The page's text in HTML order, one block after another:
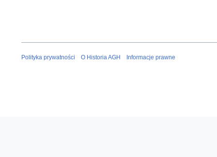
Polityka prywatności O Historia AGH Informacje prawne